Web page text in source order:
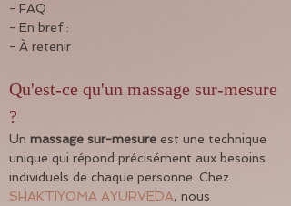
- FAQ
- En bref :
- À retenir
Qu'est-ce qu'un massage sur-mesure
?
Un massage sur-mesure est une technique
unique qui répond précisément aux besoins
individuels de chaque personne. Chez
SHAKTIYOMA AYURVEDA, nous